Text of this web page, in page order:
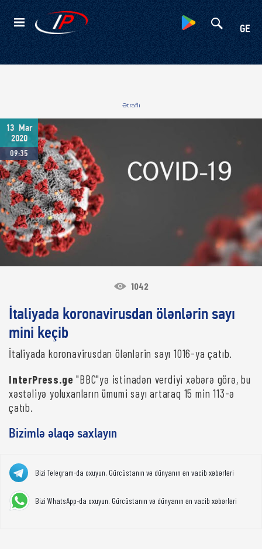
GE
Kateqoriyalar
Ətraflı
13
Mar
2020
09:35
1042
İtaliyada koronavirusdan ölənlərin sayı
mini keçib
İtaliyada koronavirusdan ölənlərin sayı 1016-ya çatıb.
InterPress.ge "BBC"yə istinadən verdiyi xəbərə görə, bu
xəstəliyə yoluxanların ümumi sayı artaraq 15 min 113-ə
çatıb.
Bizimlə əlaqə saxlayın
Bizi Telegram-da oxuyun. Gürcüstanın və dünyanın ən vacib xəbərləri
Bizi WhatsApp-da oxuyun. Gürcüstanın və dünyanın ən vacib xəbərləri